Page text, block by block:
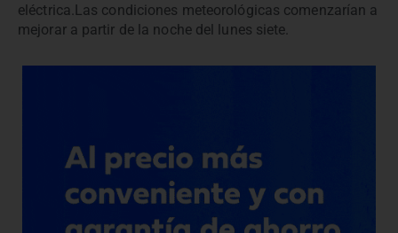
eléctrica.Las condiciones meteorológicas comenzarían a
mejorar a partir de la noche del lunes siete.